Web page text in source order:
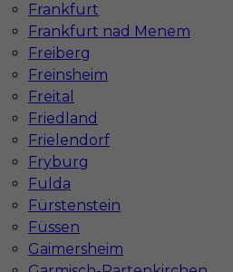
Frankfurt
Frankfurt nad Menem
Freiberg
Freinsheim
Freital
Friedland
Frielendorf
Fryburg
Fulda
Fürstenstein
Füssen
Gaimersheim